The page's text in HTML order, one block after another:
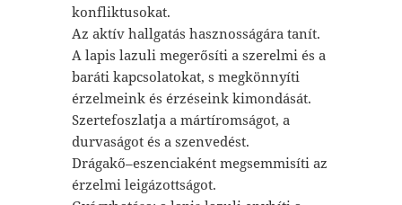
konfliktusokat.
Az aktív hallgatás hasznosságára tanít.
A lapis lazuli megerősíti a szerelmi és a
baráti kapcsolatokat, s megkönnyíti
érzelmeink és érzéseink kimondását.
Szertefoszlatja a mártíromságot, a
durvaságot és a szenvedést.
Drágakő–eszenciaként megsemmisíti az
érzelmi leigázottságot.